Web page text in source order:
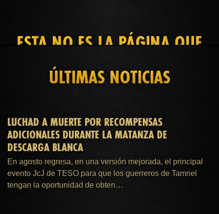
ESTA NO ES LA PÁGINA QUE
BUSCAS
INICIO MEMBRESÍA DE ESO PLUS™ ASISTENCIA
ÚLTIMAS NOTICIAS
LUCHAD A MUERTE POR RECOMPENSAS
ADICIONALES DURANTE LA MATANZA DE
DESCARGA BLANCA
En agosto regresa, en una versión mejorada, el principal
evento JcJ de TESO para que los guerreros de Tamriel
tengan la oportunidad de obten…